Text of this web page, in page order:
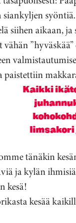
syöntiä.
siihen aikaan,
paistettiin
Kaikki
limsakori
tänäkin
ja kylän
kesä!
kesää